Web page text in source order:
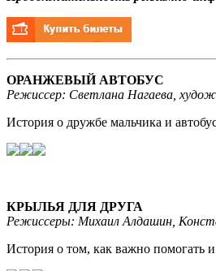
ОРАНЖЕВЫЙ АВТОБУС
Режиссер: Светлана Нагаева,
История о дружбе мальчика и
КРЫЛЬЯ ДЛЯ ДРУГА
Режиссеры: Михаил Алдашин,
История о том, как важно помогать